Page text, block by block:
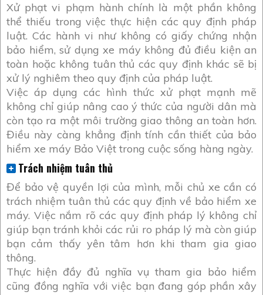
Xử phạt vi phạm hành chính là một phần không
thể thiếu trong việc thực hiện các quy định pháp
luật. Các hành vi như không có giấy chứng nhận
bảo hiểm, sử dụng xe máy không đủ điều kiện an
toàn hoặc không tuân thủ các quy định khác sẽ bị
xử lý nghiêm theo quy định của pháp luật.
Việc áp dụng các hình thức xử phạt mạnh mẽ
không chỉ giúp nâng cao ý thức của người dân mà
còn tạo ra một môi trường giao thông an toàn hơn.
Điều này càng khẳng định tính cần thiết của bảo
hiểm xe máy Bảo Việt trong cuộc sống hàng ngày.
Trách nhiệm tuân thủ
Để bảo vệ quyền lợi của mình, mỗi chủ xe cần có
trách nhiệm tuân thủ các quy định về bảo hiểm xe
máy. Việc nắm rõ các quy định pháp lý không chỉ
giúp bạn tránh khỏi các rủi ro pháp lý mà còn giúp
bạn cảm thấy yên tâm hơn khi tham gia giao
thông.
Thực hiện đầy đủ nghĩa vụ tham gia bảo hiểm
cũng đồng nghĩa với việc bạn đang góp phần xây